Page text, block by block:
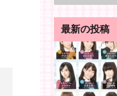
最新の投稿